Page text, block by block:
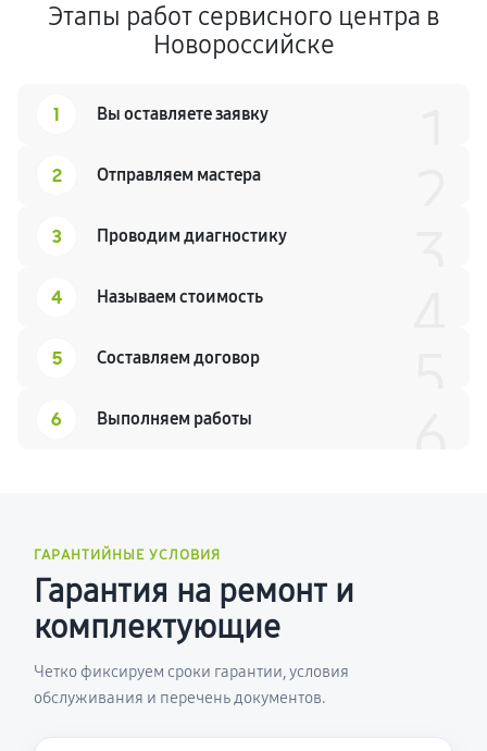
Этапы работ сервисного центра в
Новороссийске
1 Вы оставляете заявку
2 Отправляем мастера
3 Проводим диагностику
4 Называем стоимость
5 Составляем договор
6 Выполняем работы
ГАРАНТИЙНЫЕ УСЛОВИЯ
Гарантия на ремонт и
комплектующие
Четко фиксируем сроки гарантии, условия
обслуживания и перечень документов.